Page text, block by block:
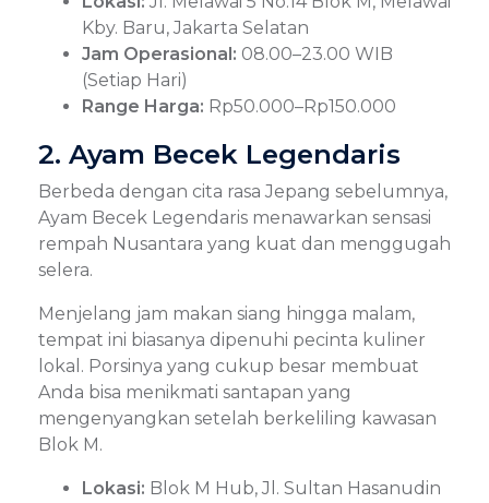
Kby. Baru, Jakarta Selatan
Jam Operasional: 08.00–23.00 WIB
(Setiap Hari)
Range Harga: Rp50.000–Rp150.000
2. Ayam Becek Legendaris
Berbeda dengan cita rasa Jepang sebelumnya,
Ayam Becek Legendaris menawarkan sensasi
rempah Nusantara yang kuat dan menggugah
selera.
Menjelang jam makan siang hingga malam,
tempat ini biasanya dipenuhi pecinta kuliner
lokal. Porsinya yang cukup besar membuat
Anda bisa menikmati santapan yang
mengenyangkan setelah berkeliling kawasan
Blok M.
Lokasi: Blok M Hub, Jl. Sultan Hasanudin